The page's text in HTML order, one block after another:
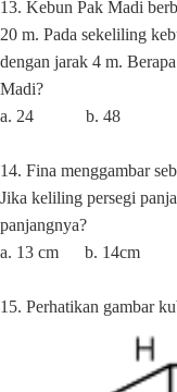
13. Kebun Pak Madi
20 m. Pada sekeliling
dengan jarak 4 m.
Madi?
a. 24
b. 48
14. Fina menggambar
Jika keliling persegi
panjangnya?
a. 13 cm b. 14cm
15. Perhatikan gambar